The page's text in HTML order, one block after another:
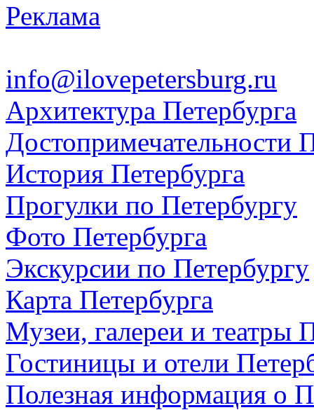
Реклама
info@ilovepetersburg.ru
Архитектура Петербурга
Достопримечательности
История Петербурга
Прогулки по Петербургу
Фото Петербурга
Экскурсии по Петербургу
Карта Петербурга
Музеи, галереи и театры
Гостиницы и отели
Полезная информация о